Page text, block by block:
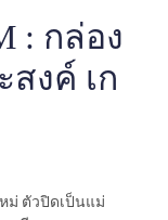
: กล่อง
งค์ เก
หม่ ตัวปิดเป็นแม่